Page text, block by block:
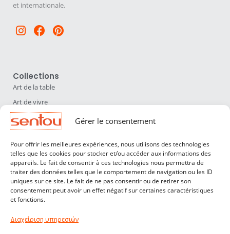
Gérer le consentement
Pour offrir les meilleures expériences, nous utilisons des technologies
telles que les cookies pour stocker et/ou accéder aux informations des
appareils. Le fait de consentir à ces technologies nous permettra de
traiter des données telles que le comportement de navigation ou les ID
uniques sur ce site. Le fait de ne pas consentir ou de retirer son
consentement peut avoir un effet négatif sur certaines caractéristiques
et fonctions.
Διαχείριση υπηρεσιών
et internationale.
Instagram
Facebook
Pinterest
Collections
Art de la table
Art de vivre
Déco
Luminaires
Mobilier
Sentou
Qui sommes nous ?
Nos designers